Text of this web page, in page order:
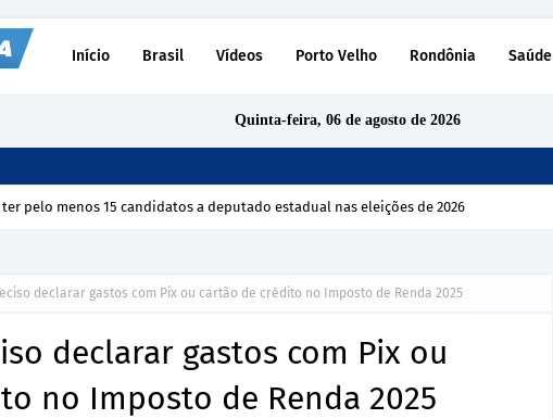
Início Brasil Vídeos Porto Velho Rondônia Saúde
Quinta-feira, 06 de agosto de 2026
ter pelo menos 15 candidatos a deputado estadual nas eleições de 2026
declarar gastos com Pix ou cartão de crédito no Imposto de Renda 2025
declarar gastos com Pix ou
no Imposto de Renda 2025